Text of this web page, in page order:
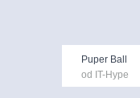
Puper Ball
od IT-Hype